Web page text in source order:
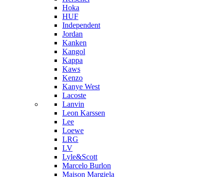
Hoka
HUF
Independent
Jordan
Kanken
Kangol
Kappa
Kaws
Kenzo
Kanye West
Lacoste
Lanvin
Leon Karssen
Lee
Loewe
LRG
LV
Lyle&Scott
Marcelo Burlon
Maison Margiela